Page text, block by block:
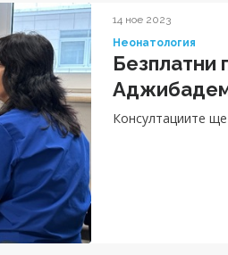
14 ное 2023
Неонатология
Безплатни
Консултациите